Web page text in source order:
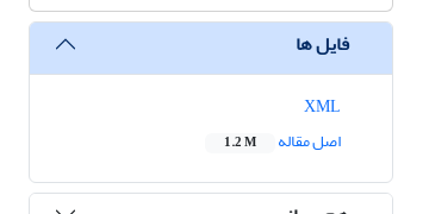
فایل ها
اصل مقاله
1.2 M